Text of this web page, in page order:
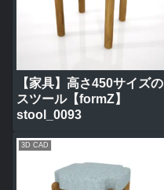
【家具】高さ450サイズの
スツール【formZ】
stool_0093
3D CAD